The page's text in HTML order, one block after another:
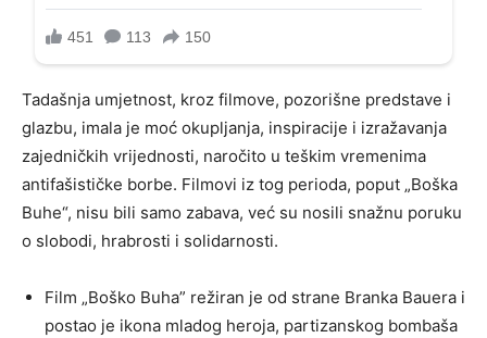
Tadašnja umjetnost, kroz filmove, pozorišne predstave i
glazbu, imala je moć okupljanja, inspiracije i izražavanja
zajedničkih vrijednosti, naročito u teškim vremenima
antifašističke borbe. Filmovi iz tog perioda, poput „Boška
Buhe“, nisu bili samo zabava, već su nosili snažnu poruku
o slobodi, hrabrosti i solidarnosti.
Film „Boško Buha” režiran je od strane Branka Bauera i
postao je ikona mladog heroja, partizanskog bombaša